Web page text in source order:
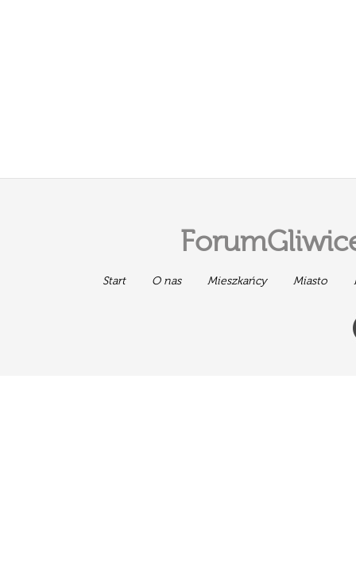
Start O nas Mieszkańcy Miasto